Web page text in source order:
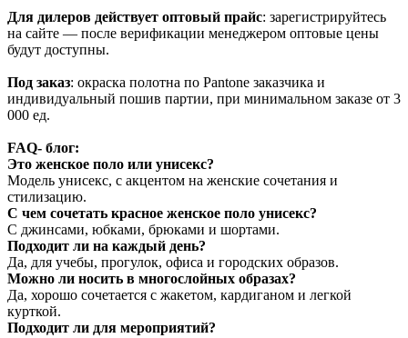
Для дилеров действует оптовый прайс: зарегистрируйтесь
на сайте — после верификации менеджером оптовые цены
будут доступны.
Под заказ: окраска полотна по Pantone заказчика и
индивидуальный пошив партии, при минимальном заказе от 3
000 ед.
FAQ- блог:
Это женское поло или унисекс?
Модель унисекс, с акцентом на женские сочетания и
стилизацию.
С чем сочетать красное женское поло унисекс?
С джинсами, юбками, брюками и шортами.
Подходит ли на каждый день?
Да, для учебы, прогулок, офиса и городских образов.
Можно ли носить в многослойных образах?
Да, хорошо сочетается с жакетом, кардиганом и легкой
курткой.
Подходит ли для мероприятий?